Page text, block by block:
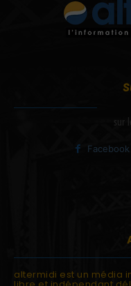
sur
Facebook
altermidi est un média